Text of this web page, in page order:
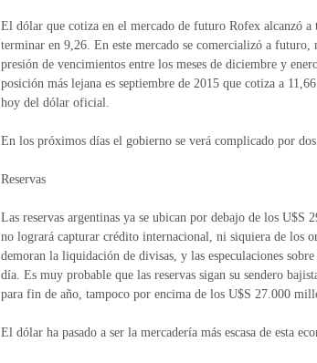
El dólar que cotiza en el mercado de futuro Rofex alcanzó
terminar en 9,26. En este mercado se comercializó a futuro,
presión de vencimientos entre los meses de diciembre y
posición más lejana es septiembre de 2015 que cotiza a
hoy del dólar oficial.
En los próximos días el gobierno se verá complicado por dos
Reservas
Las reservas argentinas ya se ubican por debajo de los
no logrará capturar crédito internacional, ni siquiera de los
demoran la liquidación de divisas, y las especulaciones
día. Es muy probable que las reservas sigan su sendero
para fin de año, tampoco por encima de los U$S 27.000
El dólar ha pasado a ser la mercadería más escasa de esta